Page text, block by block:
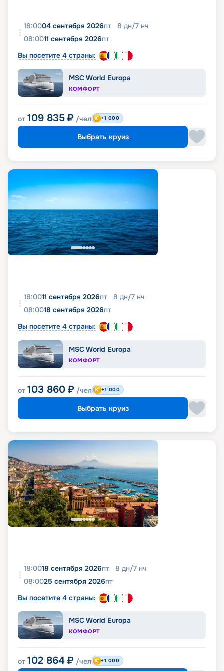
18:0004 сентября 2026пт 8 дн/7 нч
08:0011 сентября 2026пт
Вы посетите 4 страны:
MSC World Europa
КОМФОРТ
от 109 835 ₽ /чел +1 000
Выбрать круиз
18:0011 сентября 2026пт 8 дн/7 нч
08:0018 сентября 2026пт
Вы посетите 4 страны:
MSC World Europa
КОМФОРТ
от 103 860 ₽ /чел +1 000
Выбрать круиз
18:0018 сентября 2026пт 8 дн/7 нч
08:0025 сентября 2026пт
Вы посетите 4 страны:
MSC World Europa
КОМФОРТ
от 102 864 ₽ /чел +1 000